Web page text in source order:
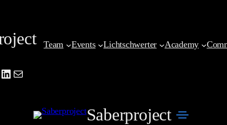
springen
Mail
Team Events Lichtschwerter Academy
Saberproject